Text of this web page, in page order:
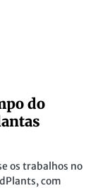
do
os trabalhos no
com